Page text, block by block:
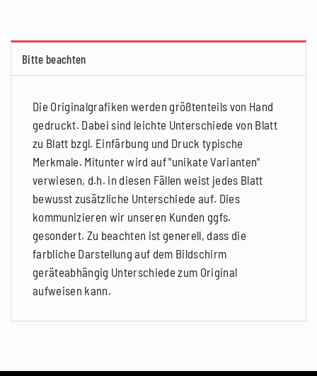
Bitte beachten
Die Originalgrafiken werden größtenteils von Hand
gedruckt. Dabei sind leichte Unterschiede von Blatt
zu Blatt bzgl. Einfärbung und Druck typische
Merkmale. Mitunter wird auf "unikate Varianten"
verwiesen, d.h. in diesen Fällen weist jedes Blatt
bewusst zusätzliche Unterschiede auf. Dies
kommunizieren wir unseren Kunden ggfs.
gesondert. Zu beachten ist generell, dass die
farbliche Darstellung auf dem Bildschirm
geräteabhängig Unterschiede zum Original
aufweisen kann.